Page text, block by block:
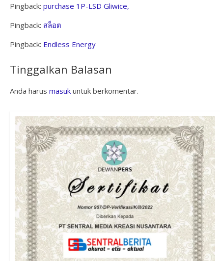
Pingback: purchase 1P-LSD Gliwice,
Pingback: สล็อต
Pingback: Endless Energy
Tinggalkan Balasan
Anda harus masukuntuk berkomentar.